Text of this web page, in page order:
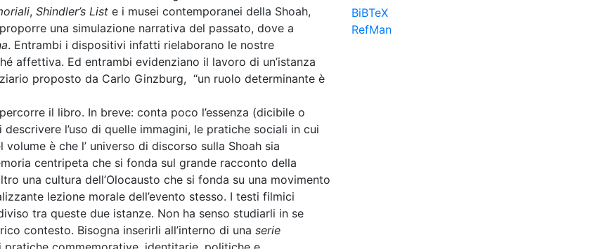
, Shindler’s List e i musei contemporanei della Shoah,
una simulazione narrativa del passato, dove a
. Entrambi i dispositivi infatti rielaborano le nostre
affettiva. Ed entrambi evidenziano il lavoro di un’istanza
proposto da Carlo Ginzburg, “un ruolo determinante è
il libro. In breve: conta poco l’essenza (dicibile o
l’uso di quelle immagini, le pratiche sociali in cui
è che l’ universo di discorso sulla Shoah sia
centripeta che si fonda sul grande racconto della
una cultura dell’Olocausto che si fonda su una movimento
lezione morale dell’evento stesso. I testi filmici
tra queste due istanze. Non ha senso studiarli in se
contesto. Bisogna inserirli all’interno di una serie
BiBTeX
RefMan